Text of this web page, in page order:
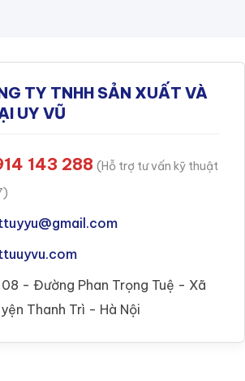
TY TNHH SẢN XUẤT VÀ
UY VŨ
143 288 (Hỗ trợ tư vấn kỹ thuật
08 - Đường Phan Trọng Tuệ - Xã
Thanh Trì - Hà Nội